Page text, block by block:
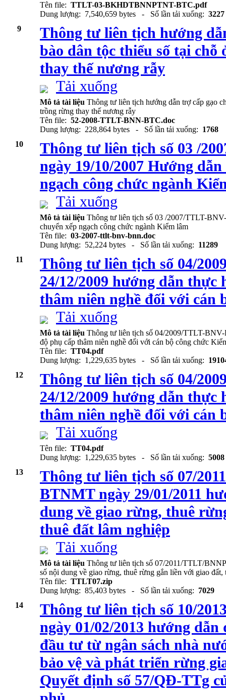
Tên file: TTLT-03-BKHDTBNNPTNT-BTC.pdf
Dung lượng: 7,540,659 bytes - Số lần tải xuống: 3227
9
Thông tư liên tịch hướng
bào dân tộc thiểu số tại
thay thế nương rẫy
Tải xuống
Mô tả tài liệu Thông tư liên tịch hướng dẫn trợ cấp gạo
trồng rừng thay thế nương rẫy
Tên file: 52-2008-TTLT-BNN-BTC.doc
Dung lượng: 228,864 bytes - Số lần tải xuống: 1768
10
Thông tư liên tịch số 03 /
ngày 19/10/2007 Hướng
ngạch công chức ngành
Tải xuống
Mô tả tài liệu Thông tư liên tịch số 03 /2007/TTLT-
chuyển xếp ngạch công chức ngành Kiểm lâm
Tên file: 03-2007-ttlt-bnv-bnn.doc
Dung lượng: 52,224 bytes - Số lần tải xuống: 11289
11
Thông tư liên tịch số 04/
24/12/2009 hướng dẫn thực
thâm niên nghề đối với cán
Tải xuống
Mô tả tài liệu Thông tư liên tịch số 04/2009/TTLT-
độ phụ cấp thâm niên nghề đối với cán bộ công chức
Tên file: TT04.pdf
Dung lượng: 1,229,635 bytes - Số lần tải xuống:
12
Thông tư liên tịch số 04/
24/12/2009 hướng dẫn thực
thâm niên nghề đối với cán
Tải xuống
Tên file: TT04.pdf
Dung lượng: 1,229,635 bytes - Số lần tải xuống: 5008
13
Thông tư liên tịch số 07/
BTNMT ngày 29/01/2011
dung về giao rừng, thuê
thuê đất lâm nghiệp
Tải xuống
Mô tả tài liệu Thông tư liên tịch số 07/2011/TTLT/
số nội dung về giao rừng, thuê rừng gắn liền với giao đất,
Tên file: TTLT07.zip
Dung lượng: 85,403 bytes - Số lần tải xuống: 7029
14
Thông tư liên tịch số 10/
ngày 01/02/2013 hướng
đầu tư từ ngân sách nhà
bảo vệ và phát triển rừng
Quyết định số 57/QĐ-TTg